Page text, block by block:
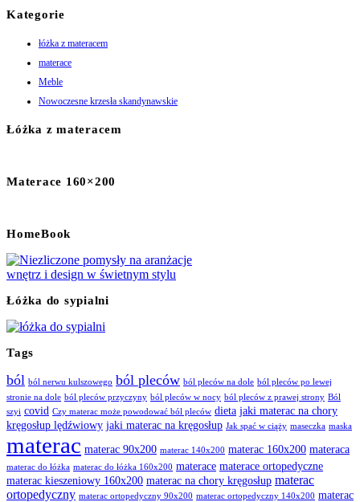
Kategorie
łóżka z materacem
materace
Meble
Nowoczesne krzesła skandynawskie
Łóżka z materacem
Materace 160×200
HomeBook
Łóżka do sypialni
Tags
ból ból nerwu kulszowego ból pleców ból pleców na dole ból pleców po lewej
stronie na dole ból pleców przyczyny ból pleców w nocy ból pleców z prawej strony Ból
szyi covid Czy materac może powodować ból pleców dieta jaki materac na chory
kręgosłup lędźwiowy jaki materac na kręgosłup Jak spać w ciąży maseczka maska
materac materac 90x200 materac 140x200 materac 160x200 materaca
materac do łóżka materac do łóżka 160x200 materace materace ortopedyczne
materac kieszeniowy 160x200 materac na chory kręgosłup materac
ortopedyczny materac ortopedyczny 90x200 materac ortopedyczny 140x200 materac